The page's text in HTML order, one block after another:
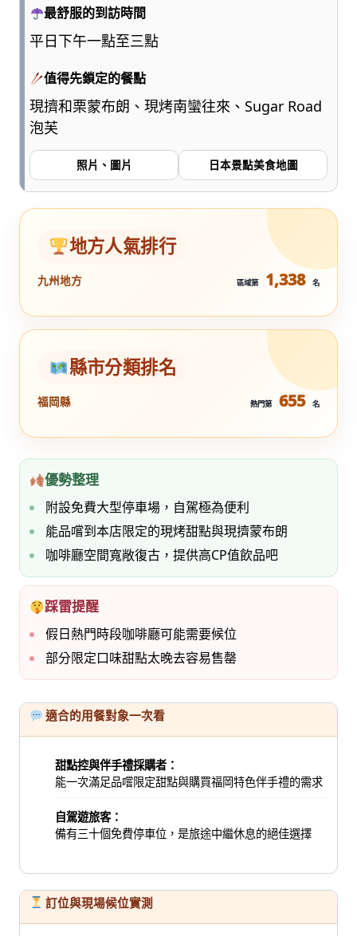
最舒服的到訪時間
平日下午一點至三點
值得先鎖定的餐點
現擠和栗蒙布朗、現烤南蠻往來、Sugar Road
泡芙
照片、圖片 日本景點美食地圖
地方人氣排行
九州地方 區域第 1,338 名
縣市分類排名
福岡縣 熱門第 655 名
優勢整理
附設免費大型停車場，自駕極為便利
能品嚐到本店限定的現烤甜點與現擠蒙布朗
咖啡廳空間寬敞復古，提供高CP值飲品吧
踩雷提醒
假日熱門時段咖啡廳可能需要候位
部分限定口味甜點太晚去容易售罄
適合的用餐對象一次看
甜點控與伴手禮採購者：
能一次滿足品嚐限定甜點與購買福岡特色伴手禮的需求
自駕遊旅客：
備有三十個免費停車位，是旅途中繼休息的絕佳選擇
訂位與現場候位實測